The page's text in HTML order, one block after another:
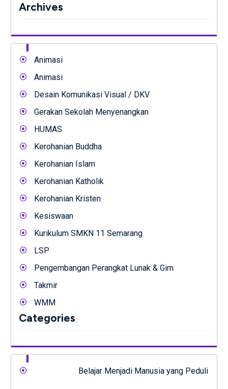
Archives
Animasi
Animasi
Desain Komunikasi Visual / DKV
Gerakan Sekolah Menyenangkan
HUMAS
Kerohanian Buddha
Kerohanian Islam
Kerohanian Katholik
Kerohanian Kristen
Kesiswaan
Kurikulum SMKN 11 Semarang
LSP
Pengembangan Perangkat Lunak & Gim
Takmir
WMM
Categories
Belajar Menjadi Manusia yang Peduli